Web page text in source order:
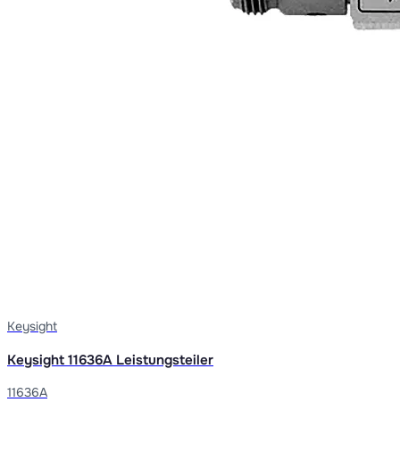
Keysight
Keysight 11636A Leistungsteiler
11636A